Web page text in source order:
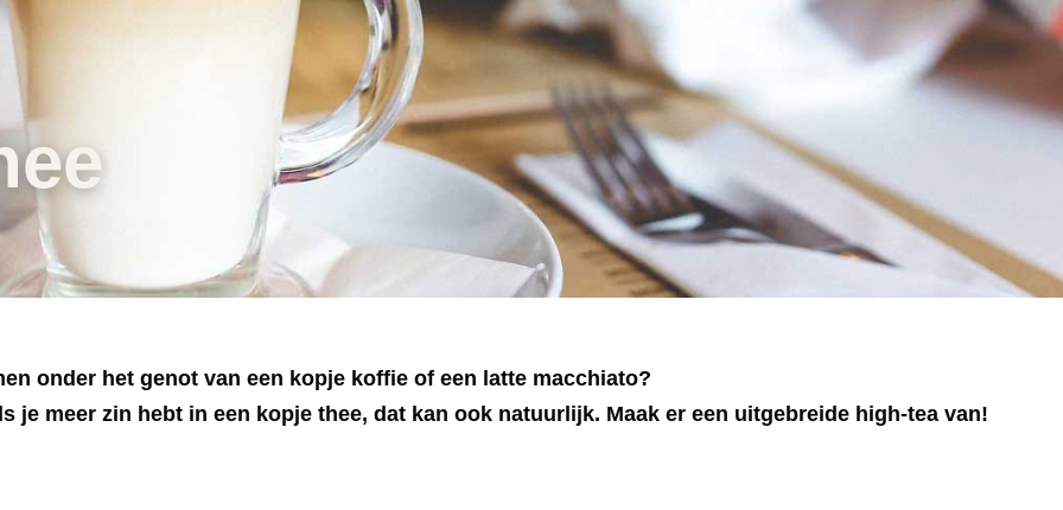
onder het genot van een kopje koffie of een latte macchiato?
je meer zin hebt in een kopje thee, dat kan ook natuurlijk. Maak er een uitgebreide high-tea van!